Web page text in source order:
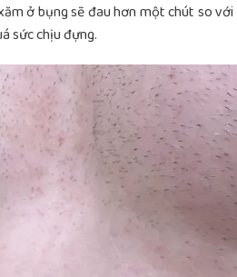
ở bụng sẽ đau hơn một chút so với
sức chịu đựng.